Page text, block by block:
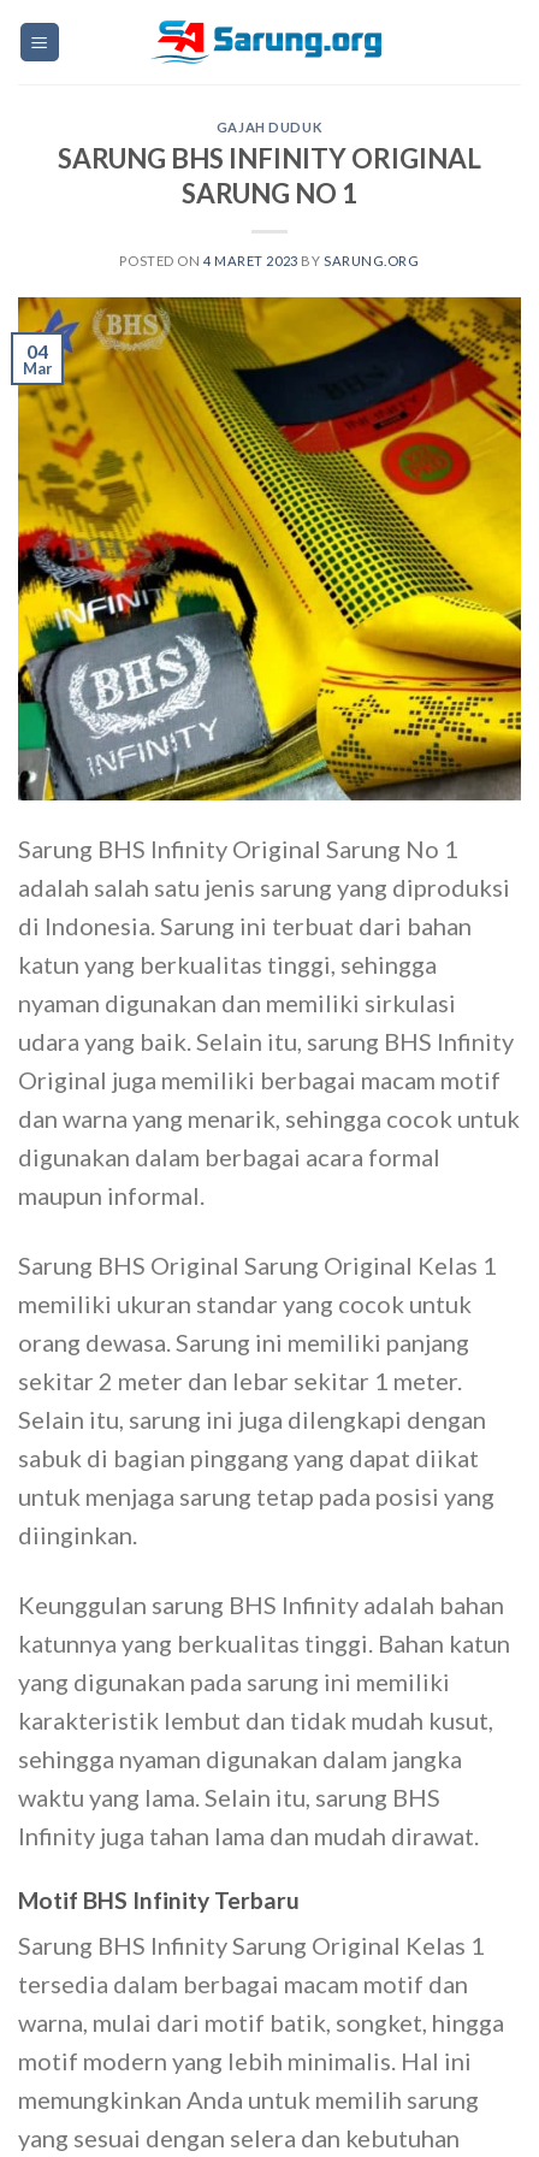
GAJAH DUDUK
SARUNG BHS INFINITY ORIGINAL
SARUNG NO 1
POSTED ON 4 MARET 2023 BY SARUNG.ORG
04
Mar
Sarung BHS Infinity Original Sarung No 1
adalah salah satu jenis sarung yang diproduksi
di Indonesia. Sarung ini terbuat dari bahan
katun yang berkualitas tinggi, sehingga
nyaman digunakan dan memiliki sirkulasi
udara yang baik. Selain itu, sarung BHS Infinity
Original juga memiliki berbagai macam motif
dan warna yang menarik, sehingga cocok untuk
digunakan dalam berbagai acara formal
maupun informal.
Sarung BHS Original Sarung Original Kelas 1
memiliki ukuran standar yang cocok untuk
orang dewasa. Sarung ini memiliki panjang
sekitar 2 meter dan lebar sekitar 1 meter.
Selain itu, sarung ini juga dilengkapi dengan
sabuk di bagian pinggang yang dapat diikat
untuk menjaga sarung tetap pada posisi yang
diinginkan.
Keunggulan sarung BHS Infinity adalah bahan
katunnya yang berkualitas tinggi. Bahan katun
yang digunakan pada sarung ini memiliki
karakteristik lembut dan tidak mudah kusut,
sehingga nyaman digunakan dalam jangka
waktu yang lama. Selain itu, sarung BHS
Infinity juga tahan lama dan mudah dirawat.
Motif BHS Infinity Terbaru
Sarung BHS Infinity Sarung Original Kelas 1
tersedia dalam berbagai macam motif dan
warna, mulai dari motif batik, songket, hingga
motif modern yang lebih minimalis. Hal ini
memungkinkan Anda untuk memilih sarung
yang sesuai dengan selera dan kebutuhan